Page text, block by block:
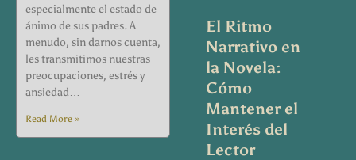
especialmente el estado de
ánimo de sus padres. A
menudo, sin darnos cuenta,
les transmitimos nuestras
preocupaciones, estrés y
ansiedad…
Read More »
El Ritmo
Narrativo en
la Novela:
Cómo
Mantener el
Interés del
Lector